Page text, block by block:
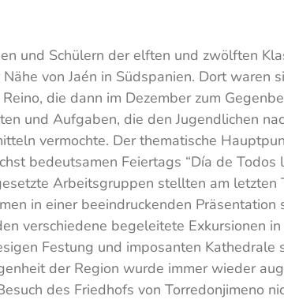
und Schülern der elften und zwölften
von Jaén in Südspanien. Dort waren
die dann im Dezember zum
und Aufgaben, die den Jugendlichen
vermochte. Der thematische
bedeutsamen Feiertags “Día de Todos
Arbeitsgruppen stellten am letzten
in einer beeindruckenden Präsentation
verschiedene begeleitete Exkursionen
Festung und imposanten Kathedrale
der Region wurde immer wieder
des Friedhofs von Torredonjimeno